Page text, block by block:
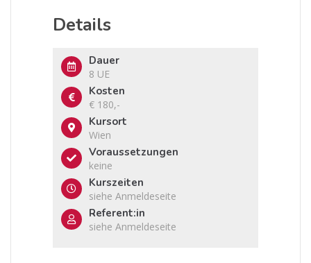
Details
Dauer
8 UE
Kosten
€ 180,-
Kursort
Wien
Voraussetzungen
keine
Kurszeiten
siehe Anmeldeseite
Referent:in
siehe Anmeldeseite